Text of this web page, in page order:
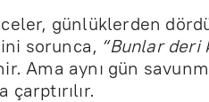
günlüklerden
sorunca, “Bunlar deri
Ama aynı gün